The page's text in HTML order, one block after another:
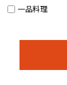
一品料理